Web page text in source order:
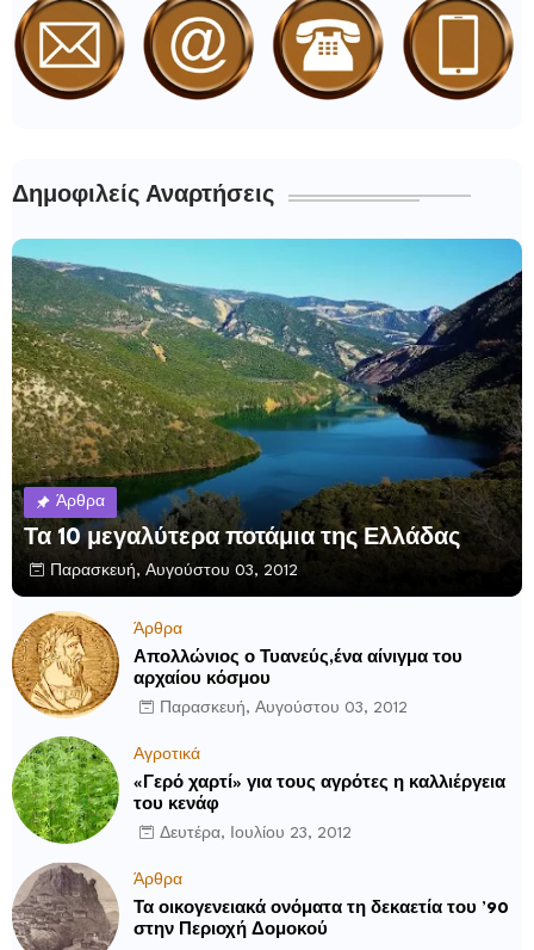
Δημοφιλείς Αναρτήσεις
Άρθρα
Τα 10 μεγαλύτερα ποτάμια της Ελλάδας
Παρασκευή, Αυγούστου 03, 2012
Άρθρα
Απολλώνιος ο Τυανεύς,ένα αίνιγμα του
αρχαίου κόσμου
Παρασκευή, Αυγούστου 03, 2012
Αγροτικά
«Γερό χαρτί» για τους αγρότες η καλλιέργεια
του κενάφ
Δευτέρα, Ιουλίου 23, 2012
Άρθρα
Τα οικογενειακά ονόματα τη δεκαετία του ’90
στην Περιοχή Δομοκού